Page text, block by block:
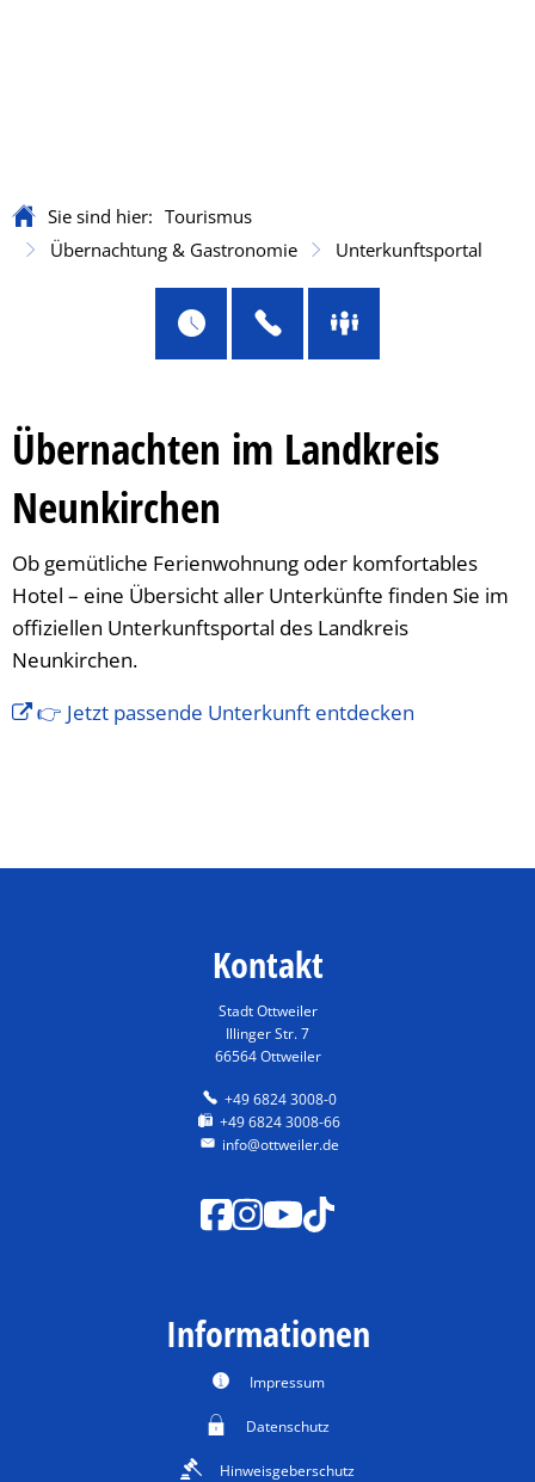
Sie sind hier: Tourismus
Übernachtung & Gastronomie
Unterkunftsportal
Unterkunftsportal
Übernachten im Landkreis
Neunkirchen
Ob gemütliche Ferienwohnung oder komfortables
Hotel – eine Übersicht aller Unterkünfte finden Sie im
offiziellen Unterkunftsportal des Landkreis
Neunkirchen.
👉 Jetzt passende Unterkunft entdecken
Kontakt
Stadt Ottweiler
Illinger Str. 7
66564 Ottweiler
+49 6824 3008-0
+49 6824 3008-66
info@ottweiler.de
Informationen
Impressum
Datenschutz
Hinweisgeberschutz